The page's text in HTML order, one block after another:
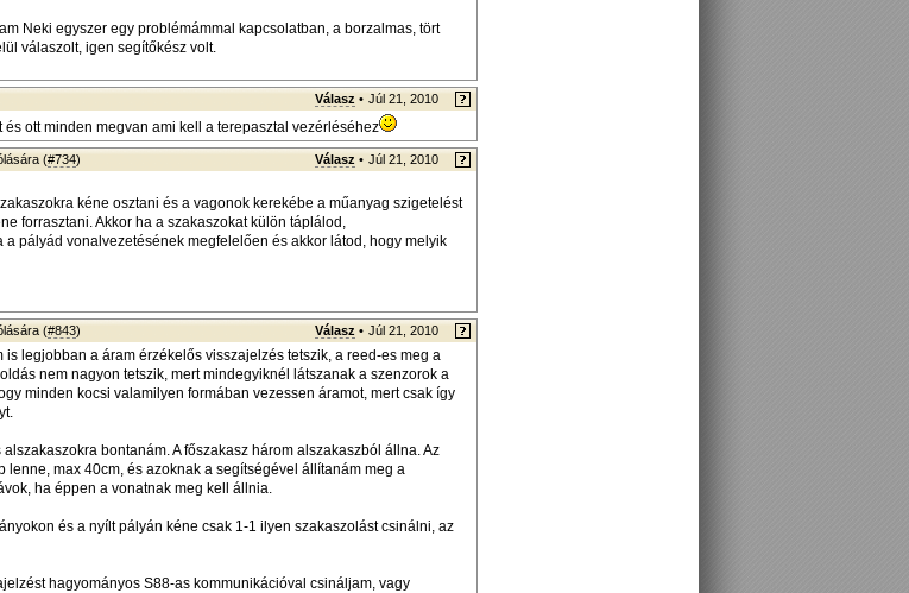
Neki egyszer egy problémámmal kapcsolatban, a borzalmas, tört
válaszolt, igen segítőkész volt.
Válasz • Júl 21, 2010
és ott minden megvan ami kell a terepasztal vezérléséhez
(#734) Válasz • Júl 21, 2010
kéne osztani és a vagonok kerekébe a műanyag szigetelést
forrasztani. Akkor ha a szakaszokat külön táplálod,
pályád vonalvezetésének megfelelően és akkor látod, hogy melyik
(#843) Válasz • Júl 21, 2010
legjobban a áram érzékelős visszajelzés tetszik, a reed-es meg a
nem nagyon tetszik, mert mindegyiknél látszanak a szenzorok a
minden kocsi valamilyen formában vezessen áramot, mert csak így
bontanám. A főszakasz három alszakaszból állna. Az
lenne, max 40cm, és azoknak a segítségével állítanám meg a
ha éppen a vonatnak meg kell állnia.
és a nyílt pályán kéne csak 1-1 ilyen szakaszolást csinálni, az
hagyományos S88-as kommunikációval csináljam, vagy